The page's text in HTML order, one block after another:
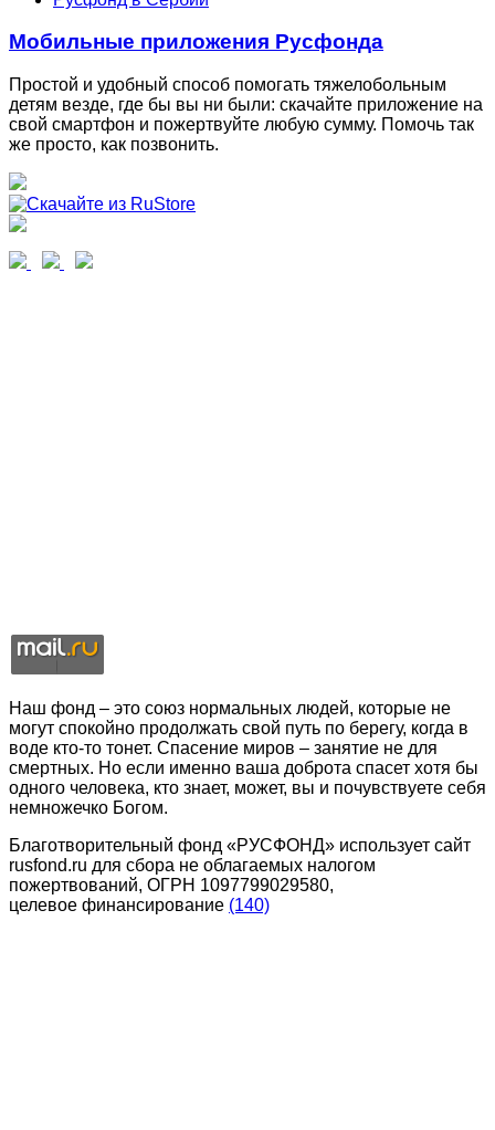
Мобильные приложения Русфонда
Простой и удобный способ помогать тяжелобольным
детям везде, где бы вы ни были: скачайте приложение на
свой смартфон и пожертвуйте любую сумму. Помочь так
же просто, как позвонить.
Наш фонд – это союз нормальных людей, которые не
могут спокойно продолжать свой путь по берегу, когда в
воде кто-то тонет. Спасение миров – занятие не для
смертных. Но если именно ваша доброта спасет хотя бы
одного человека, кто знает, может, вы и почувствуете себя
немножечко Богом.
Благотворительный фонд «РУСФОНД» использует сайт
rusfond.ru для сбора не облагаемых налогом
пожертвований, ОГРН 1097799029580,
целевое финансирование (140)